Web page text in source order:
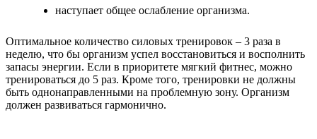
наступает общее ослабление организма.
Оптимальное количество силовых тренировок – 3 раза в
неделю, что бы организм успел восстановиться и восполнить
запасы энергии. Если в приоритете мягкий фитнес, можно
тренироваться до 5 раз. Кроме того, тренировки не должны
быть однонаправленными на проблемную зону. Организм
должен развиваться гармонично.